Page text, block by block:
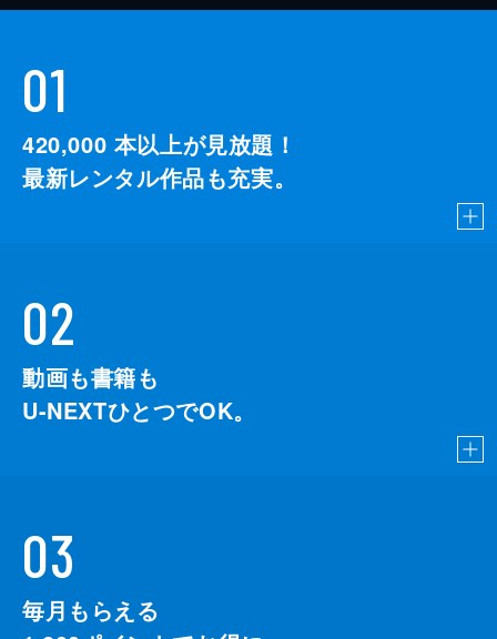
01
420,000 本以上が見放題！
最新レンタル作品も充実。
02
動画も書籍も
U-NEXTひとつでOK。
03
毎月もらえる